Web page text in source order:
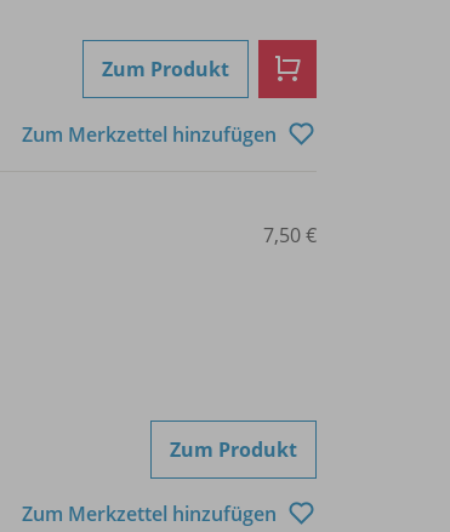
Zum Produkt
Zum Merkzettel hinzufügen
7,50 €
Zum Produkt
Zum Merkzettel hinzufügen